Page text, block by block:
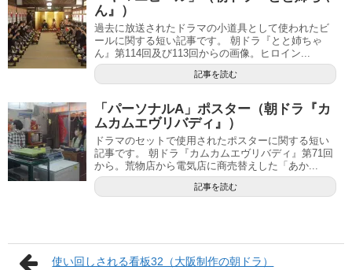
ん』）
過去に放送されたドラマの小道具として使われたビ
ールに関する短い記事です。 朝ドラ『とと姉ちゃ
ん』第114回及び113回からの画像。ヒロイン...
記事を読む
「パーソナルA」ポスター（朝ドラ『カ
ムカムエヴリバディ』）
ドラマのセットで使用されたポスターに関する短い
記事です。 朝ドラ『カムカムエヴリバディ』第71回
から。荒物店から電気店に商売替えした「あか...
記事を読む
使い回しされる看板32（大阪制作の朝ドラ）